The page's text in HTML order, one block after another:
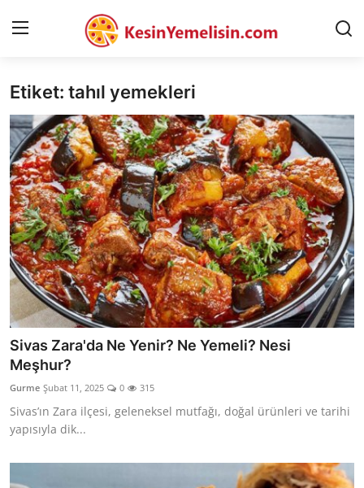
AnaSayfa
Gizlilik Sözleşmesi
Rüya Tabirleri
Diyet & Sağlıklı Beslenme
İletişim
Şehirler
Helal Gıda & Dini Hükümler
Gıda Güvenliği & Bilimi
Kalori & Diyet Rehberi
Mutfak Püf Noktaları & İpuçları
Mekan & Lezzet Rotaları
Etiket: tahıl yemekleri
Sivas Zara'da Ne Yenir? Ne Yemeli? Nesi
Meşhur?
Gurme Şubat 11, 2025 0 315
Sivas’ın Zara ilçesi, geleneksel mutfağı, doğal ürünleri ve tarihi
yapısıyla dik...